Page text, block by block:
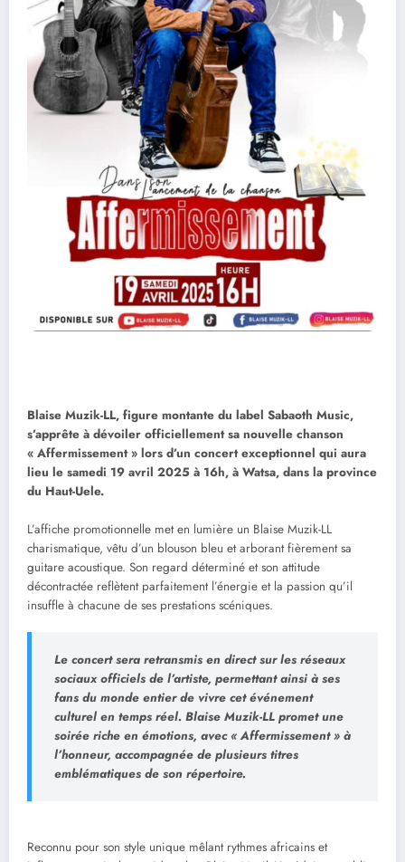
Blaise Muzik-LL, figure montante du label Sabaoth Music,
s’apprête à dévoiler officiellement sa nouvelle chanson
« Affermissement » lors d’un concert exceptionnel qui aura
lieu le samedi 19 avril 2025 à 16h, à Watsa, dans la province
du Haut-Uele.
L’affiche promotionnelle met en lumière un Blaise Muzik-LL
charismatique, vêtu d’un blouson bleu et arborant fièrement sa
guitare acoustique. Son regard déterminé et son attitude
décontractée reflètent parfaitement l’énergie et la passion qu’il
insuffle à chacune de ses prestations scéniques.
Le concert sera retransmis en direct sur les réseaux
sociaux officiels de l’artiste, permettant ainsi à ses
fans du monde entier de vivre cet événement
culturel en temps réel. Blaise Muzik-LL promet une
soirée riche en émotions, avec « Affermissement » à
l’honneur, accompagnée de plusieurs titres
emblématiques de son répertoire.
Reconnu pour son style unique mêlant rythmes africains et